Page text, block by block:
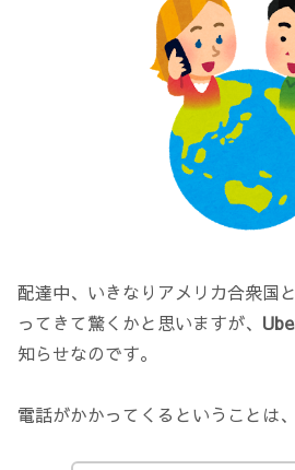
配達中、いきなりアメリカ合衆国
ってきて驚くかと思いますが、
知らせなのです。
電話がかかってくるということは